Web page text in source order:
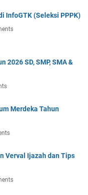
InfoGTK (Seleksi PPPK)
2026 SD, SMP, SMA &
Merdeka Tahun
Verval Ijazah dan Tips